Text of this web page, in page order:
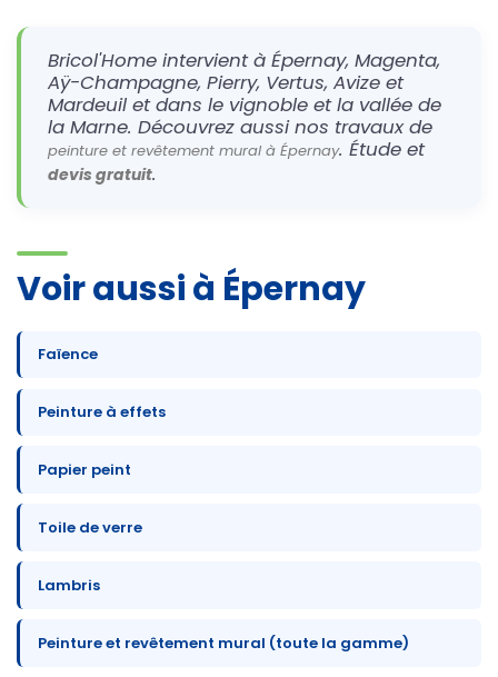
Bricol'Home intervient à Épernay, Magenta,
Aÿ-Champagne, Pierry, Vertus, Avize et
Mardeuil et dans le vignoble et la vallée de
la Marne. Découvrez aussi nos travaux de
peinture et revêtement mural à Épernay. Étude et
devis gratuit.
Voir aussi à Épernay
Faïence
Peinture à effets
Papier peint
Toile de verre
Lambris
Peinture et revêtement mural (toute la gamme)